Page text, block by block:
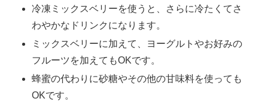
冷凍ミックスベリーを使うと、さらに冷たくてさ
わやかなドリンクになります。
ミックスベリーに加えて、ヨーグルトやお好みの
フルーツを加えてもOKです。
蜂蜜の代わりに砂糖やその他の甘味料を使っても
OKです。